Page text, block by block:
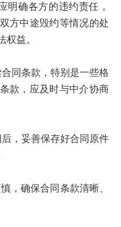
确各方的违约责任，
方中途毁约等情况的处
权益。
条款，特别是一些格
款，应及时与中介协商
妥善保存好合同原件
确保合同条款清晰、